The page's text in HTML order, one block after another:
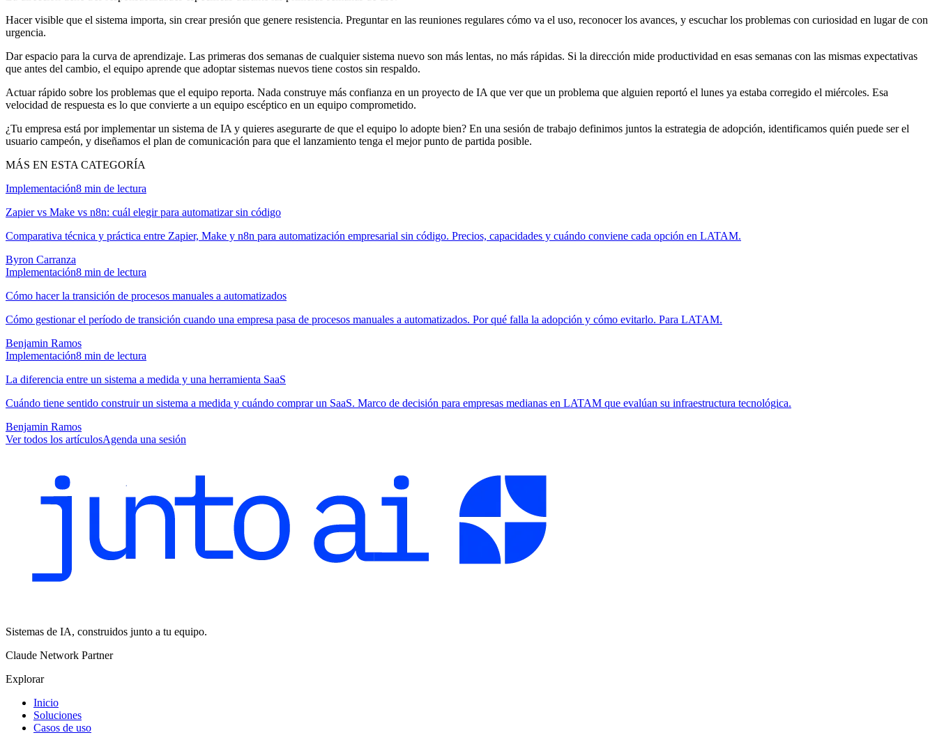
Hacer visible que el sistema importa, sin crear presión que genere resistencia. Preguntar en las reuniones regulares cómo va el uso, reconocer los avances, y escuchar los problemas con curiosidad en lugar de con
urgencia.
Dar espacio para la curva de aprendizaje. Las primeras dos semanas de cualquier sistema nuevo son más lentas, no más rápidas. Si la dirección mide productividad en esas semanas con las mismas expectativas
que antes del cambio, el equipo aprende que adoptar sistemas nuevos tiene costos sin respaldo.
Actuar rápido sobre los problemas que el equipo reporta. Nada construye más confianza en un proyecto de IA que ver que un problema que alguien reportó el lunes ya estaba corregido el miércoles. Esa
velocidad de respuesta es lo que convierte a un equipo escéptico en un equipo comprometido.
¿Tu empresa está por implementar un sistema de IA y quieres asegurarte de que el equipo lo adopte bien? En una sesión de trabajo definimos juntos la estrategia de adopción, identificamos quién puede ser el
usuario campeón, y diseñamos el plan de comunicación para que el lanzamiento tenga el mejor punto de partida posible.
MÁS EN ESTA CATEGORÍA
Implementación8 min de lectura
Zapier vs Make vs n8n: cuál elegir para automatizar sin código
Comparativa técnica y práctica entre Zapier, Make y n8n para automatización empresarial sin código. Precios, capacidades y cuándo conviene cada opción en LATAM.
Byron Carranza
Implementación8 min de lectura
Cómo hacer la transición de procesos manuales a automatizados
Cómo gestionar el período de transición cuando una empresa pasa de procesos manuales a automatizados. Por qué falla la adopción y cómo evitarlo. Para LATAM.
Benjamin Ramos
Implementación8 min de lectura
La diferencia entre un sistema a medida y una herramienta SaaS
Cuándo tiene sentido construir un sistema a medida y cuándo comprar un SaaS. Marco de decisión para empresas medianas en LATAM que evalúan su infraestructura tecnológica.
Benjamin Ramos
Ver todos los artículosAgenda una sesión
Sistemas de IA, construidos junto a tu equipo.
Claude Network Partner
Explorar
Inicio
Soluciones
Casos de uso